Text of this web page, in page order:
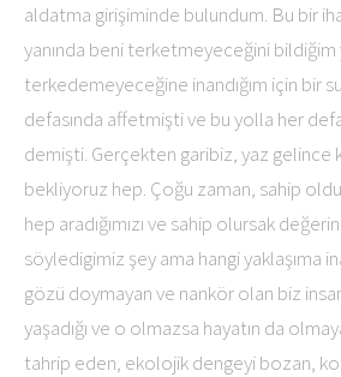
aldatma girişiminde bulundum. Bu bir
yanında beni terketmeyeceğini bildiğim
terkedemeyeceğine inandığım için bir
defasında affetmişti ve bu yolla her
demişti. Gerçekten garibiz, yaz gelince
bekliyoruz hep. Çoğu zaman, sahip
hep aradığımızı ve sahip olursak
söyledigimiz şey ama hangi yaklaşıma
gözü doymayan ve nankör olan biz
yaşadığı ve o olmazsa hayatın da
tahrip eden, ekolojik dengeyi bozan,